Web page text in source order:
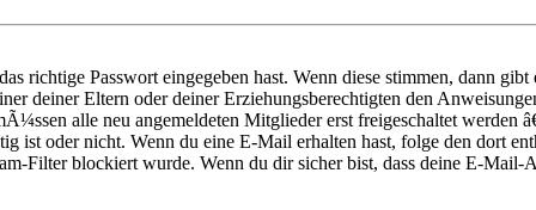
richtige Passwort eingegeben hast. Wenn diese stimmen, dann
deiner Eltern oder deiner Erziehungsberechtigten den
alle neu angemeldeten Mitglieder erst freigeschaltet werden
ist oder nicht. Wenn du eine E-Mail erhalten hast, folge den dort
Filter blockiert wurde. Wenn du dir sicher bist, dass deine E-Mail-